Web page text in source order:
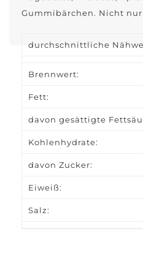
Gummibärchen. Nicht
durchschnittliche
Brennwert:
Fett:
davon gesättigte
Kohlenhydrate:
davon Zucker:
Eiweiß:
Salz: